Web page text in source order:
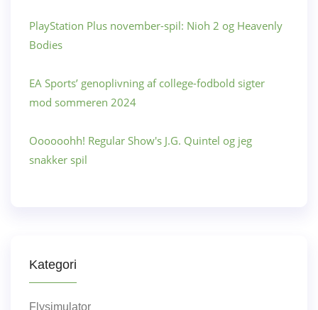
PlayStation Plus november-spil: Nioh 2 og Heavenly
Bodies
EA Sports’ genoplivning af college-fodbold sigter
mod sommeren 2024
Oooooohh! Regular Show's J.G. Quintel og jeg
snakker spil
Kategori
Flysimulator